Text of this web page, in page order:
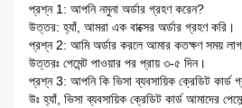
প্রশ্ন 1: আপনি নমুনা অর্ডার গ্রহণ করেন?
উত্তর: হ্যাঁ, আমরা এক বাক্সের অর্ডার গ্রহণ করি।
প্রশ্ন 2: আমি অর্ডার করলে আমার কতক্ষণ সময়
উত্তরঃ পেমেন্ট পাওয়ার পর প্রায় ৩-৫ দিন।
প্রশ্ন 3: আপনি কি ভিসা ব্যবসায়িক ক্রেডিট কার্ড
উঃ হ্যাঁ, ভিসা ব্যবসায়িক ক্রেডিট কার্ড আমাদের